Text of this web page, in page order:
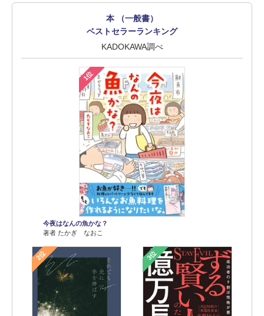
本 （一般書）
ベストセラーランキング
KADOKAWA調べ
1位
今夜はなんの魚かな？
著者 たかぎ なおこ
2位 3位